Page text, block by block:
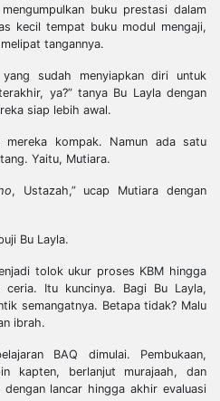
buku prestasi dalam
kecil tempat buku modul mengaji,
tangannya.
yang sudah menyiapkan diri untuk
ya?” tanya Bu Layla dengan
siap lebih awal.
mereka kompak. Namun ada satu
Yaitu, Mutiara.
, Ustazah,” ucap Mutiara dengan
Bu Layla.
tolok ukur proses KBM hingga
ceria. Itu kuncinya. Bagi Bu Layla,
semangatnya. Betapa tidak? Malu
ibrah.
BAQ dimulai. Pembukaan,
kapten, berlanjut murajaah, dan
dengan lancar hingga akhir evaluasi